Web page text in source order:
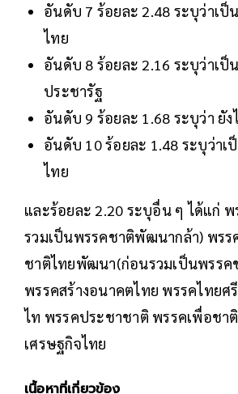
อันดับ 7 ร้อยละ 2.48 ระบุว่าเป็
ไทย
อันดับ 8 ร้อยละ 2.16 ระบุว่าเป็
ประชารัฐ
อันดับ 9 ร้อยละ 1.68 ระบุว่า ยัง
อันดับ 10 ร้อยละ 1.48 ระบุว่าเ
ไทย
และร้อยละ 2.20 ระบุอื่น ๆ ได้แก่
รวมเป็นพรรคชาติพัฒนากล้า) พรร
ชาติไทยพัฒนา(ก่อนรวมเป็นพรร
พรรคสร้างอนาคตไทย พรรคไทยศ
ไท พรรคประชาชาติ พรรคเพื่อชา
เศรษฐกิจไทย
เนื้อหาที่เกี่ยวข้อง